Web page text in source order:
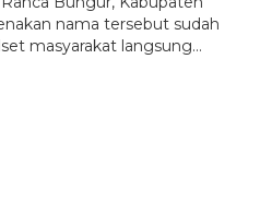
nama tersebut sudah
masyarakat langsung…